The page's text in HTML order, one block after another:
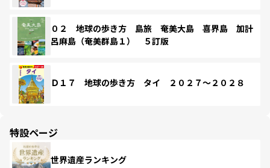
０２ 地球の歩き方 島旅 奄美大島 喜界島 加計
呂麻島（奄美群島１） ５訂版
Ｄ１７ 地球の歩き方 タイ ２０２７～２０２８
特設ページ
世界遺産ランキング